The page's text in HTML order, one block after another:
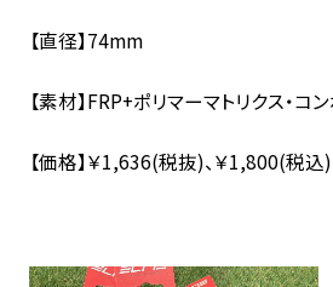
【直径】74mm
【素材】FRP+ポリマーマトリクス・コ
【価格】￥1,636(税抜)、￥1,800(税込)